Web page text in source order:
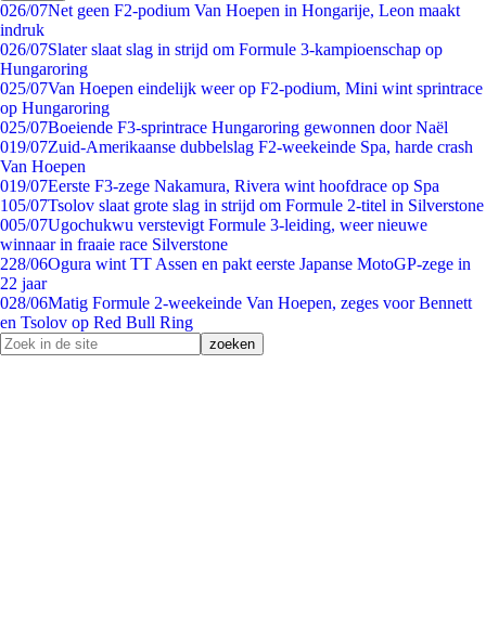
026/07Net geen F2-podium Van Hoepen in Hongarije, Leon maakt
indruk
026/07Slater slaat slag in strijd om Formule 3-kampioenschap op
Hungaroring
025/07Van Hoepen eindelijk weer op F2-podium, Mini wint sprintrace
op Hungaroring
025/07Boeiende F3-sprintrace Hungaroring gewonnen door Naël
019/07Zuid-Amerikaanse dubbelslag F2-weekeinde Spa, harde crash
Van Hoepen
019/07Eerste F3-zege Nakamura, Rivera wint hoofdrace op Spa
105/07Tsolov slaat grote slag in strijd om Formule 2-titel in Silverstone
005/07Ugochukwu verstevigt Formule 3-leiding, weer nieuwe
winnaar in fraaie race Silverstone
228/06Ogura wint TT Assen en pakt eerste Japanse MotoGP-zege in
22 jaar
028/06Matig Formule 2-weekeinde Van Hoepen, zeges voor Bennett
en Tsolov op Red Bull Ring